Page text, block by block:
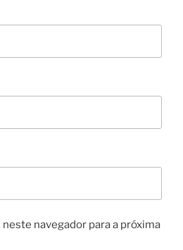
navegador para a próxima